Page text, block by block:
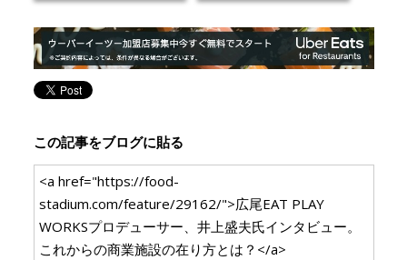
この記事をブログに貼る
<a href="https://food-
stadium.com/feature/29162/">広尾EAT PLAY
WORKSプロデューサー、井上盛夫氏インタビュー。
これからの商業施設の在り方とは？</a>